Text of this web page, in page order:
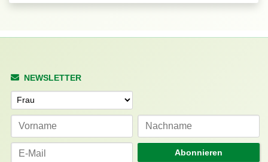
NEWSLETTER
Anrede
Abonnieren